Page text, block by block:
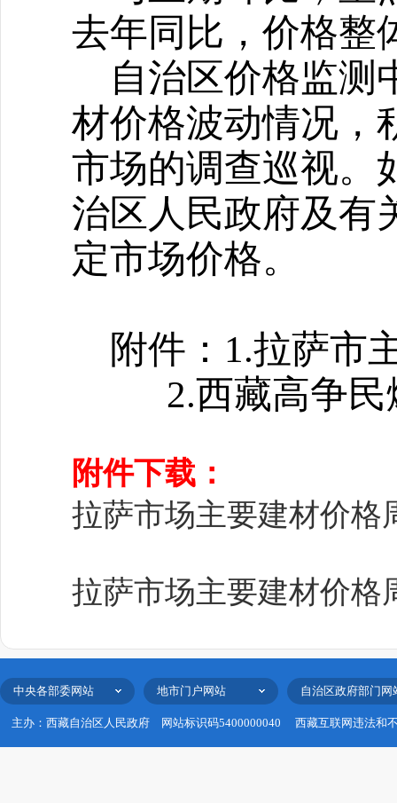
去年同比，价格整
自治区价格监测
材价格波动情况，
市场的调查巡视。
治区人民政府及有
定市场价格。
附件： 1.拉萨市
2.西藏高争
附件下载：
拉萨市场主要建材价格
拉萨市场主要建材价格
中央各部委网站 地市门户网站 自治区政府部门网
主办：西藏自治区人民政府 网站标识码5400000040 西藏互联网违法和